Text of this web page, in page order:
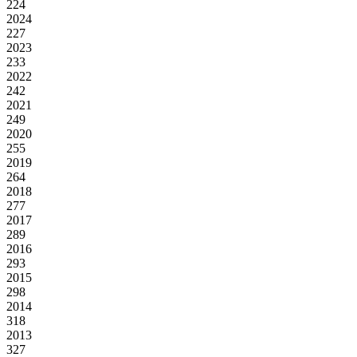
224
2024
227
2023
233
2022
242
2021
249
2020
255
2019
264
2018
277
2017
289
2016
293
2015
298
2014
318
2013
327